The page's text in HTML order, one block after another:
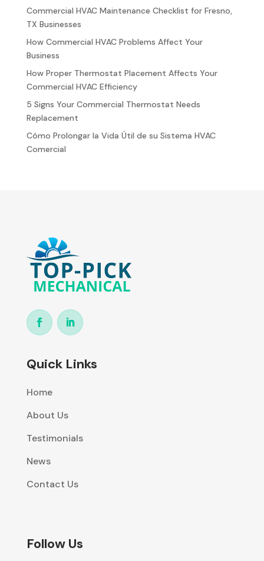
Commercial HVAC Maintenance Checklist for Fresno,
TX Businesses
How Commercial HVAC Problems Affect Your
Business
How Proper Thermostat Placement Affects Your
Commercial HVAC Efficiency
5 Signs Your Commercial Thermostat Needs
Replacement
Cómo Prolongar la Vida Útil de su Sistema HVAC
Comercial
Quick Links
Home
About Us
Testimonials
News
Contact Us
Follow Us